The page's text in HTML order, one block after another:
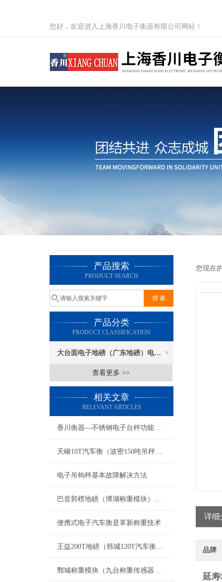
您好，欢迎进入上海香川电子衡器有限公司网站！
产品搜索
PRODUCT SEARCH
产品分类
PRODUCT CLASSIFICATION
大台面电子地磅（广东地磅）电子汽车衡
查看更多 >>
相关文章
RELEVANT ARTICLES
香川衡器—不锈钢电子台秤功能及特点
天峻10T汽车衡（波密150吨吊秤）左贡200吨地磅）南木林汽车衡维修
电子吊钩秤基本故障解决方法
巴音郭楞地磅（博湖称重模块）和硕便携式汽车衡维修
便携式电子汽车衡是革新称重技术
王益200T地磅（韩城120T汽车衡）佳县自动过磅）眉县15吨吊秤维修
鄄城称重模块（九台称重传感器）滨州称重模块拉杆）芝罘电子隔爆衡器维修
您现在
详细
品牌
延